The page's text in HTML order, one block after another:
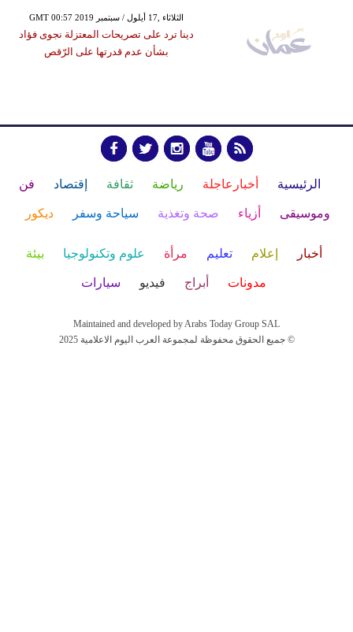
GMT 00:57 2019 الثلاثاء ,17 أيلول / سبتمبر
دينا ترد على تصريحات المعتزلة نجوى فؤاد
بشأن عدم قدرتها على الرّقص
الرئيسية أخبارعاجلة رياضة ثقافة إقتصاد فن
وموسيقى أزياء صحة وتغذية سياحة وسفر ديكور
أخبار إعلام تعليم مرأة علوم وتكنولوجيا بيئة
مدونات أبراج فيديو سيارات
Maintained and developed by Arabs Today Group SAL
جميع الحقوق محفوظة لمجموعة العرب اليوم الاعلامية 2025 ©